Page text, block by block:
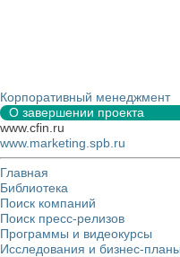
Корпоративный менеджмент
О завершении проекта
www.cfin.ru
www.marketing.spb.ru
Главная
Библиотека
Поиск компаний
Поиск пресс-релизов
Программы и видеокурсы
Исследования и бизнес-планы